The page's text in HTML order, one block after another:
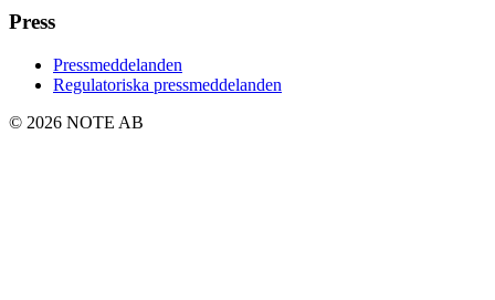
Press
Pressmeddelanden
Regulatoriska pressmeddelanden
© 2026 NOTE AB